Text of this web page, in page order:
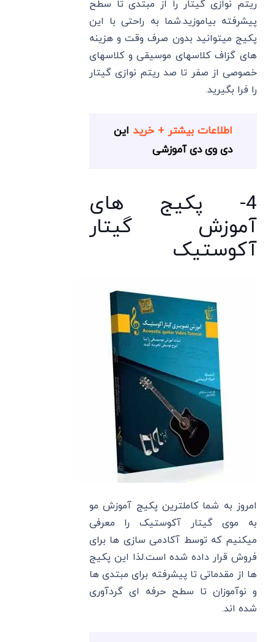
ریتم نوازی گیتار را از مبتدی تا سطح
پیشرفته بیاموزید.شما به راحتی با این
پکیج میتوانید بدون صرف وقت و هزینه
های گزاف کلاسهای موسیقی و کلاسهای
خصوصی از صفر تا صد ریتم نوازی گیتار
را فرا بگیرید.
اطلاعات بیشتر + خرید این
دی وی دی آموزشی
4- پکیج های
آموزش گیتار
آکوستیک
امروز به شما کاملترین پکیج آموزش مو
به موی گیتار آکوستیک را معرفی
میکنیم که توسط آکادمی سازی ها برای
فروش قرار داده شده است.لذا این پکیج
ها از مقدماتی تا پیشرفته برای مبتدی ها
و نوآموزان تا سطح حرفه ای گردآوری
شده اند.